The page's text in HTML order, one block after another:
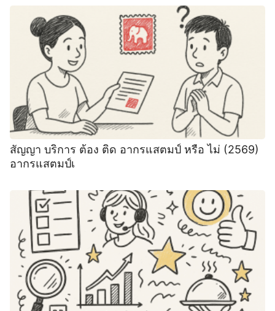
สัญญา บริการ ต้อง ติด อากรแสตมป์ หรือ ไม่ (2569)
อากรแสตมป์เ